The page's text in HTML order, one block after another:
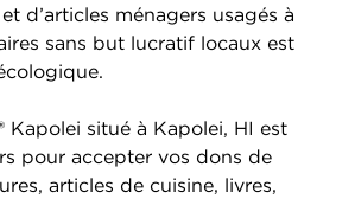
d’articles ménagers usagés à
sans but lucratif locaux est
Kapolei situé à Kapolei, HI est
pour accepter vos dons de
articles de cuisine, livres,